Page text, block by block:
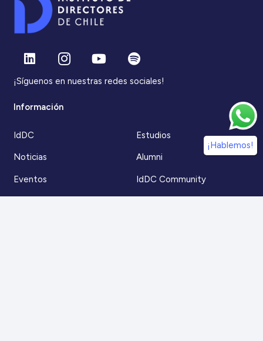
¡Síguenos en nuestras redes sociales!
Información
IdDC
Noticias
Eventos
Estudios
Alumni
IdDC Community
¡Hablemos!